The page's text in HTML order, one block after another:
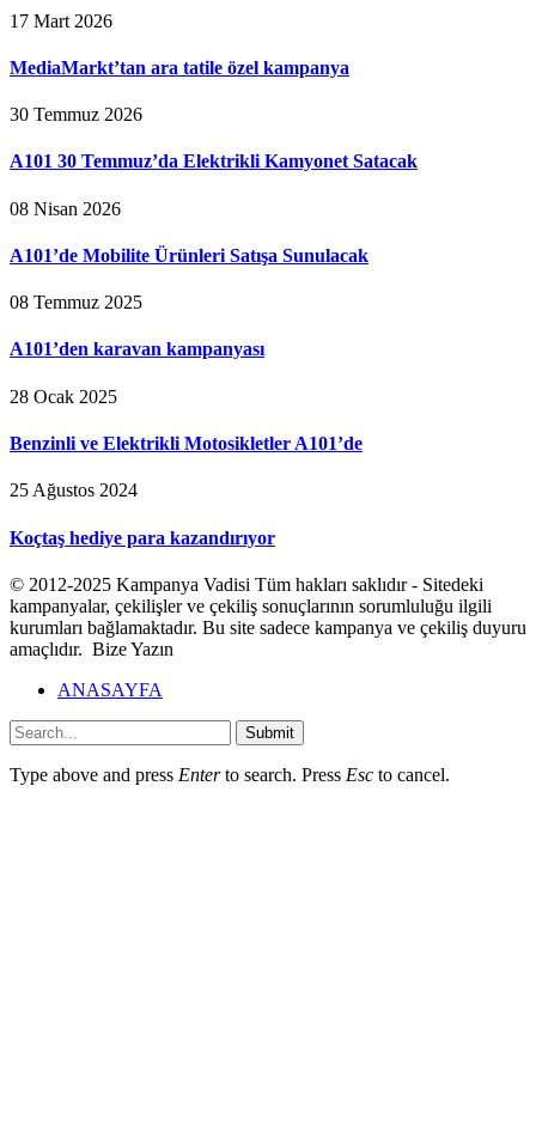
17 Mart 2026
MediaMarkt’tan ara tatile özel kampanya
30 Temmuz 2026
A101 30 Temmuz’da Elektrikli Kamyonet Satacak
08 Nisan 2026
A101’de Mobilite Ürünleri Satışa Sunulacak
08 Temmuz 2025
A101’den karavan kampanyası
28 Ocak 2025
Benzinli ve Elektrikli Motosikletler A101’de
25 Ağustos 2024
Koçtaş hediye para kazandırıyor
© 2012-2025 Kampanya Vadisi Tüm hakları saklıdır - Sitedeki
kampanyalar, çekilişler ve çekiliş sonuçlarının sorumluluğu ilgili
kurumları bağlamaktadır. Bu site sadece kampanya ve çekiliş duyuru
amaçlıdır. Bize Yazın
ANASAYFA
Submit
Type above and press Enterto search. Press Esc to cancel.